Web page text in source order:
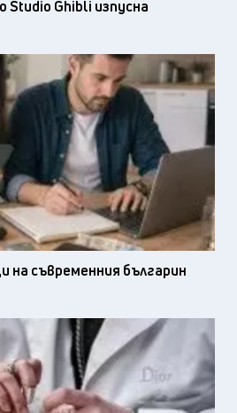
Ghibli изпусна
на съвременния българин